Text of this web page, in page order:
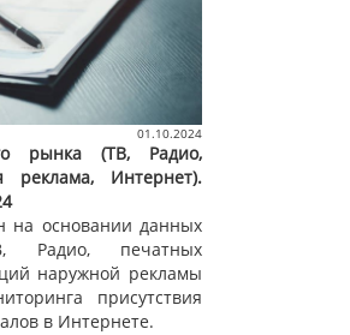
01.10.2024
рынка (ТВ, Радио,
реклама, Интернет).
на основании данных
Радио, печатных
наружной рекламы
присутствия
в Интернете.